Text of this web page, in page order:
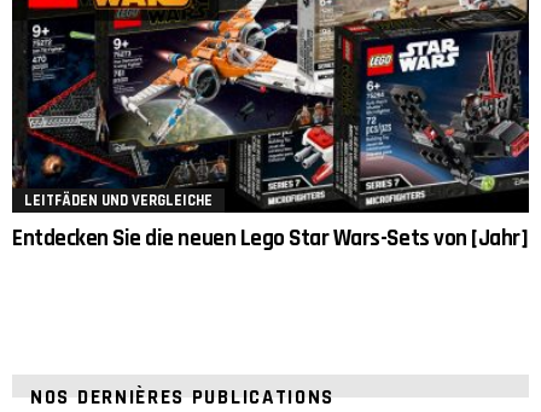
LEITFÄDEN UND VERGLEICHE
Entdecken Sie die neuen Lego Star Wars-Sets von [Jahr]
NOS DERNIÈRES PUBLICATIONS